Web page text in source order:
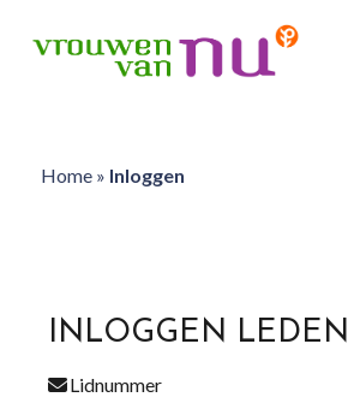
Home» Inloggen
INLOGGEN LEDEN
Lidnummer